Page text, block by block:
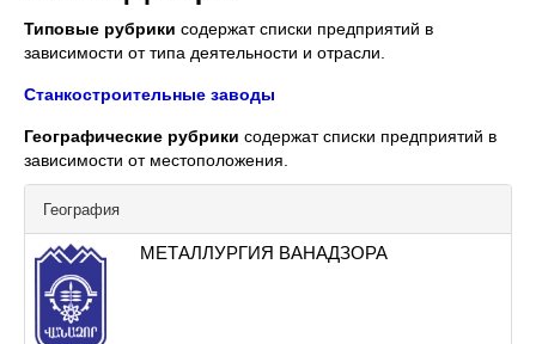
Типовые рубрики содержат списки предприятий в
зависимости от типа деятельности и отрасли.
Станкостроительные заводы
Географические рубрики содержат списки предприятий в
зависимости от местоположения.
География
МЕТАЛЛУРГИЯ ВАНАДЗОРА